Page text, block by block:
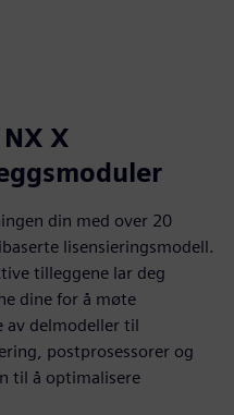
X
din med over 20
lisensieringsmodell.
tilleggene lar deg
dine for å møte
av delmodeller til
postprosessorer og
til å optimalisere